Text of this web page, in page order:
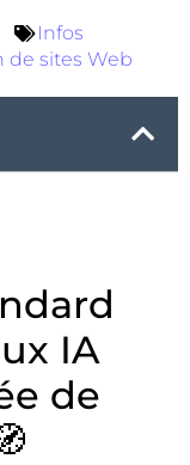
Infos
de sites Web
IA
de